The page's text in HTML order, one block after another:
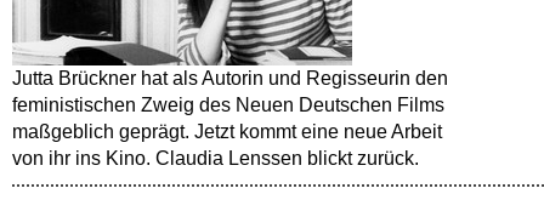
Jutta Brückner hat als Autorin und Regisseurin den
feministischen Zweig des Neuen Deutschen Films
maßgeblich geprägt. Jetzt kommt eine neue Arbeit
von ihr ins Kino. Claudia Lenssen blickt zurück.